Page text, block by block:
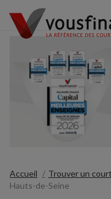
Accueil Trouver un
Hauts-de-Seine